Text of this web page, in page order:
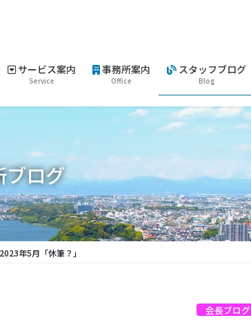
サービス案内
Service
事務所案内
Office
スタッフブログ
Blog
ログ
2023年5月「休筆？」
会長ブログ